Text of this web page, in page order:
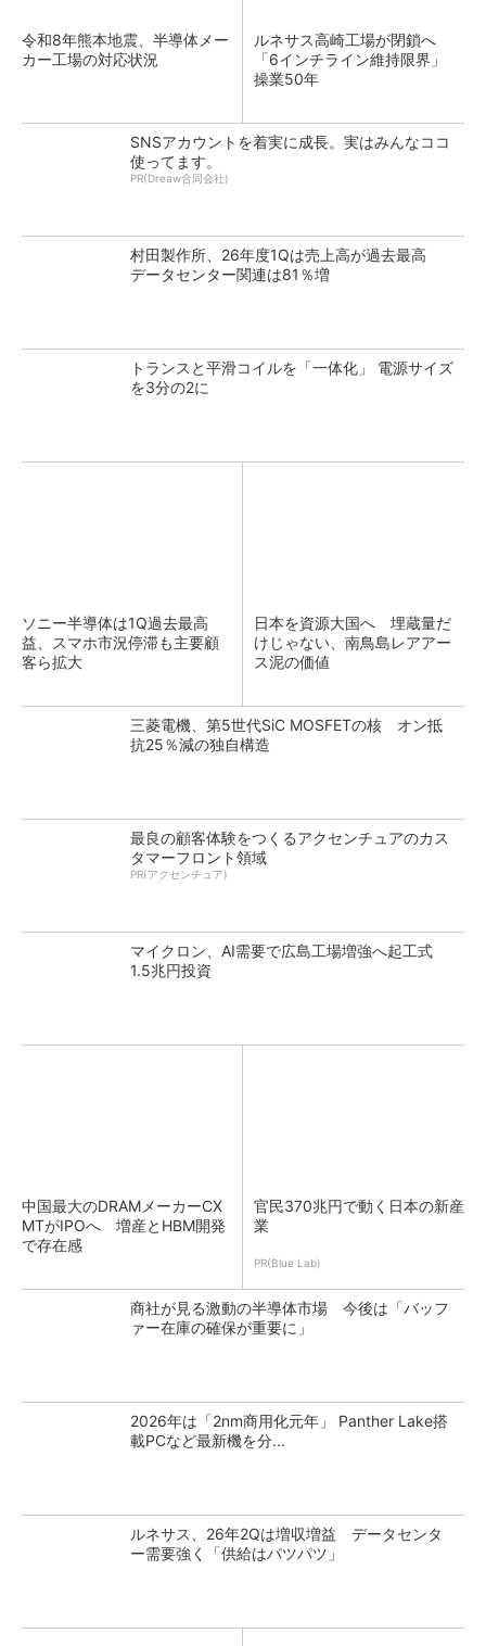
令和8年熊本地震、半導体メー
カー工場の対応状況
ルネサス高崎工場が閉鎖へ
「6インチライン維持限界」
操業50年
SNSアカウントを着実に成長。実はみんなココ
使ってます。
PR(Dreaw合同会社)
村田製作所、26年度1Qは売上高が過去最高
データセンター関連は81％増
トランスと平滑コイルを「一体化」 電源サイズ
を3分の2に
ソニー半導体は1Q過去最高
益、スマホ市況停滞も主要顧
客ら拡大
日本を資源大国へ 埋蔵量だ
けじゃない、南鳥島レアアー
ス泥の価値
三菱電機、第5世代SiC MOSFETの核 オン抵
抗25％減の独自構造
最良の顧客体験をつくるアクセンチュアのカス
タマーフロント領域
PR(アクセンチュア)
マイクロン、AI需要で広島工場増強へ起工式
1.5兆円投資
中国最大のDRAMメーカーCX
MTがIPOへ 増産とHBM開発
で存在感
官民370兆円で動く日本の新産
業
PR(Blue Lab)
商社が見る激動の半導体市場 今後は「バッフ
ァー在庫の確保が重要に」
2026年は「2nm商用化元年」 Panther Lake搭
載PCなど最新機を分...
ルネサス、26年2Qは増収増益 データセンタ
ー需要強く「供給はパツパツ」